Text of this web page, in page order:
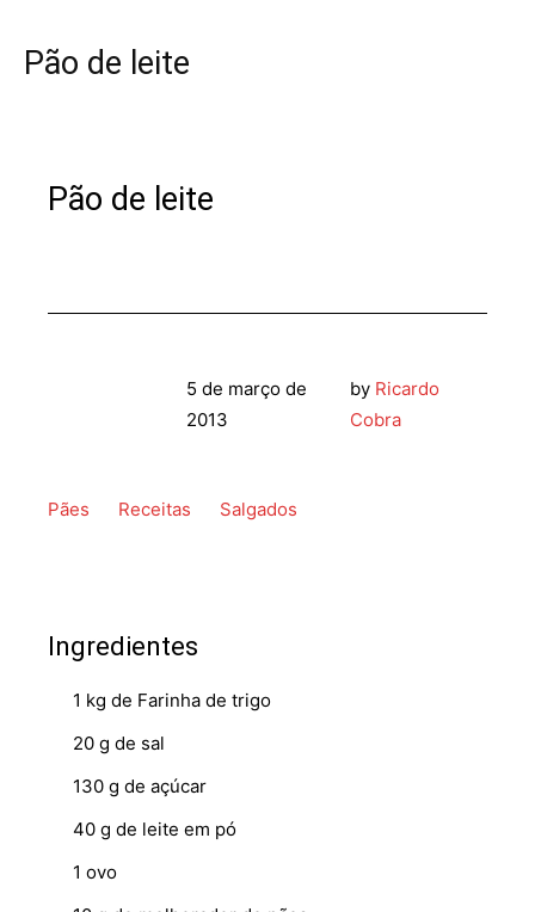
Pão de leite
Pão de leite
5 de março de
2013
by Ricardo
Cobra
Pães Receitas Salgados
Ingredientes
1 kg de Farinha de trigo
20 g de sal
130 g de açúcar
40 g de leite em pó
1 ovo